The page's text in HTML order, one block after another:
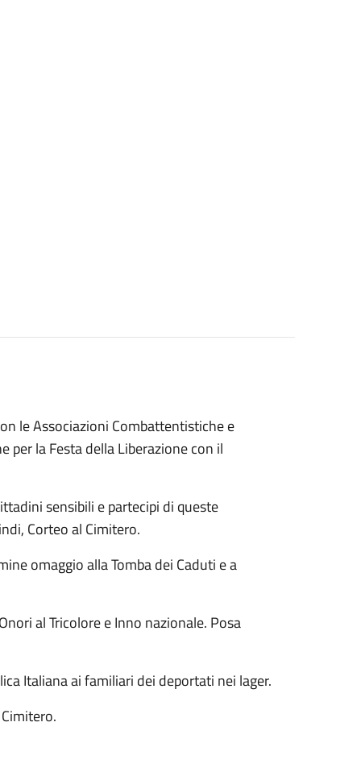
le Associazioni Combattentistiche e
per la Festa della Liberazione con il
sensibili e partecipi di queste
Corteo al Cimitero.
omaggio alla Tomba dei Caduti e a
al Tricolore e Inno nazionale. Posa
Italiana ai familiari dei deportati nei lager.